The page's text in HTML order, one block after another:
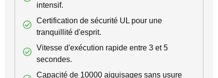
intensif.
Certification de sécurité UL pour une
tranquillité d'esprit.
Vitesse d'exécution rapide entre 3 et 5
secondes.
Capacité de 10000 aiguisages sans usure